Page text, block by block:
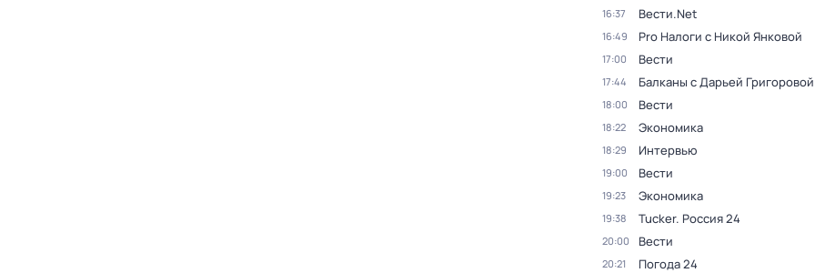
16:37 Вести.Net
16:49 Pro Налоги с Никой Янковой
17:00 Вести
17:44 Балканы с Дарьей Григоровой
18:00 Вести
18:22 Экономика
18:29 Интервью
19:00 Вести
19:23 Экономика
19:38 Tucker. Россия 24
20:00 Вести
20:21 Погода 24